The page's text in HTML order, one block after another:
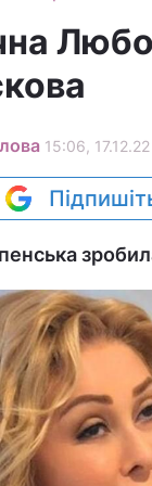
15:06, 17.12.22